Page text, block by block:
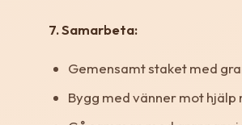
7. Samarbeta:
Gemensamt staket med
Bygg med vänner mot hjälp